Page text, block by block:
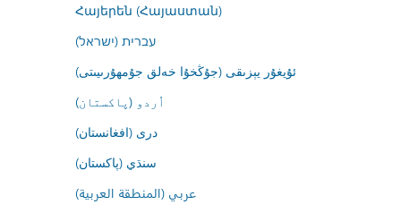
Հայերեն (Հայաստան)
עברית (ישראל)
ئۇيغۇر يېزىقى (جۇڭخۇا خەلق جۇمھۇرىيىتى)
اُردو (پاکستان)
درى (افغانستان)
سنڌي (پاکستان)
عربي (المنطقة العربية)